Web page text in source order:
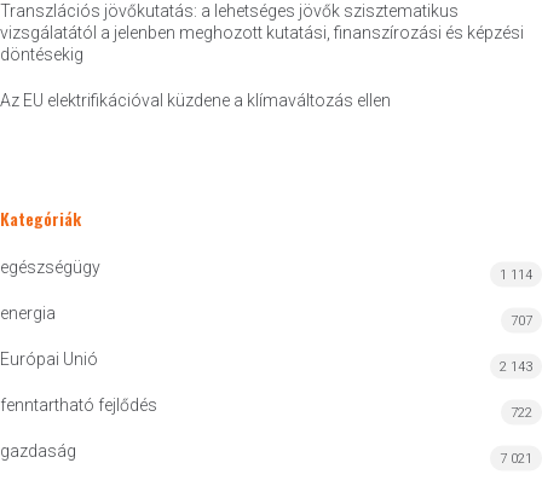
Transzlációs jövőkutatás: a lehetséges jövők szisztematikus
vizsgálatától a jelenben meghozott kutatási, finanszírozási és képzési
döntésekig
Az EU elektrifikációval küzdene a klímaváltozás ellen
Kategóriák
egészségügy 1 114
energia 707
Európai Unió 2 143
fenntartható fejlődés 722
gazdaság 7 021